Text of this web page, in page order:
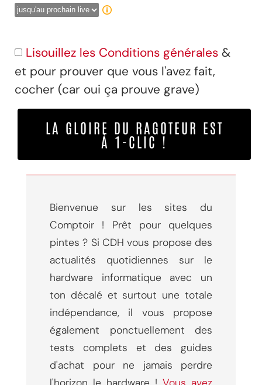
Lisouillez les Conditions générales &
et pour prouver que vous l'avez fait,
cocher (car oui ça prouve grave)
LA GLOIRE DU RAGOTEUR EST
À 1-CLIC !
Bienvenue sur les sites du
Comptoir ! Prêt pour quelques
pintes ? Si CDH vous propose des
actualités quotidiennes sur le
hardware informatique avec un
ton décalé et surtout une totale
indépendance, il vous propose
également ponctuellement des
tests complets et des guides
d'achat pour ne jamais perdre